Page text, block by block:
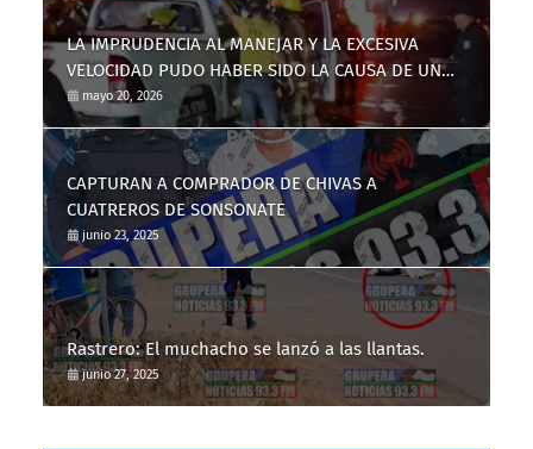
LA IMPRUDENCIA AL MANEJAR Y LA EXCESIVA
VELOCIDAD PUDO HABER SIDO LA CAUSA DE UN
TRÁGICO ACCIDENTE DE TRÁNSITO
mayo 20, 2026
CAPTURAN A COMPRADOR DE CHIVAS A
CUATREROS DE SONSONATE
junio 23, 2025
Rastrero: El muchacho se lanzó a las llantas.
junio 27, 2025